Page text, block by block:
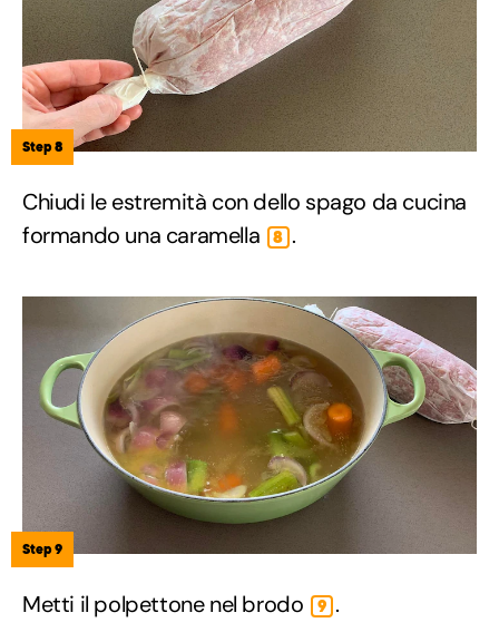
Step 8
Chiudi le estremità con dello spago da cucina
formando una caramella
8 .
Step 9
Metti il polpettone nel brodo 9 .